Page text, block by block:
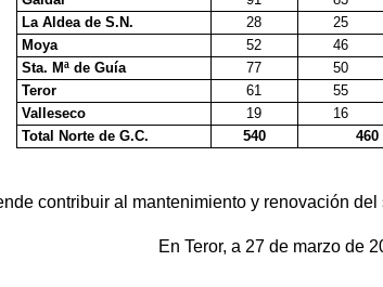
La Aldeade S.N. 28 25
Moya
52 46
Sta. Mª de Guía
77 50
Teror
61 55
Valleseco
19 16
Total Norte de G.C.
540 460
contribuir al mantenimiento y renovación
En Teror, a 27 de marzo de